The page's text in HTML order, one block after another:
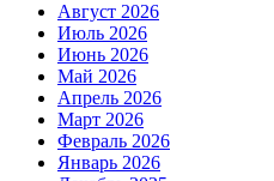
Август 2026
Июль 2026
Июнь 2026
Май 2026
Апрель 2026
Март 2026
Февраль 2026
Январь 2026